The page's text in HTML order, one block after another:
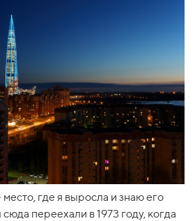
где я выросла и знаю его
переехали в 1973 году, когда